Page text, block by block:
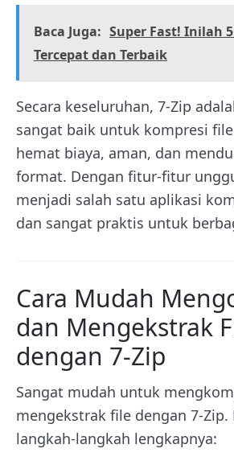
Baca Juga: Super Fast! Inilah
Tercepat dan Terbaik
Secara keseluruhan, 7-Zip
sangat baik untuk kompresi
hemat biaya, aman, dan
format. Dengan fitur-fitur
menjadi salah satu aplikasi
dan sangat praktis untuk
Cara Mudah
dan Mengekstrak
dengan 7-Zip
Sangat mudah untuk
mengekstrak file dengan 7-Zip.
langkah-langkah lengkapnya: